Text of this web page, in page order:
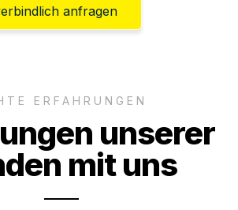
anfragen
ERFAHRUNGEN
unserer
mit uns